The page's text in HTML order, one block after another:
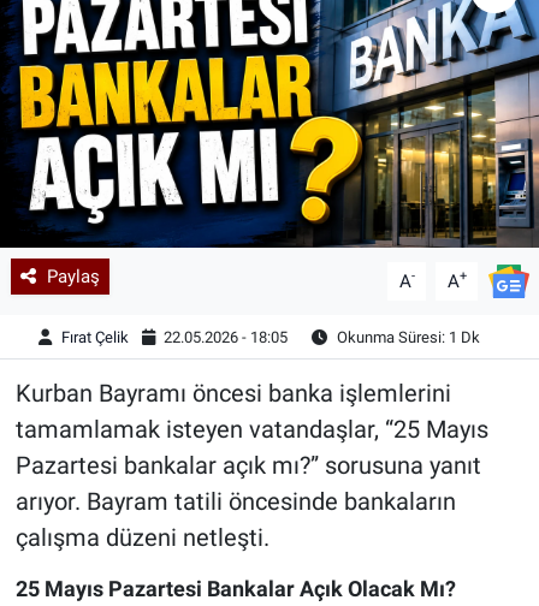
Paylaş A- A+
Fırat Çelik 22.05.2026 - 18:05 Okunma Süresi: 1 Dk
Kurban Bayramı öncesi banka işlemlerini
tamamlamak isteyen vatandaşlar, “25 Mayıs
Pazartesi bankalar açık mı?” sorusuna yanıt
arıyor. Bayram tatili öncesinde bankaların
çalışma düzeni netleşti.
25 Mayıs Pazartesi Bankalar Açık Olacak Mı?
Siyaset
Teknoloji
Yazarlar
Astroloji-Rüya